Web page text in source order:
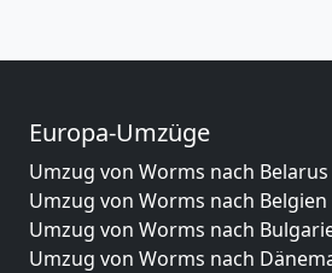
Europa-Umzüge
Umzug von Worms nach Belarus
Umzug von Worms nach Belgien
Umzug von Worms nach
Umzug von Worms nach